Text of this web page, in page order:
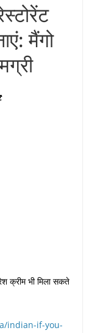
मैंगो
क्रीम भी मिला सकते
indian-if-you-